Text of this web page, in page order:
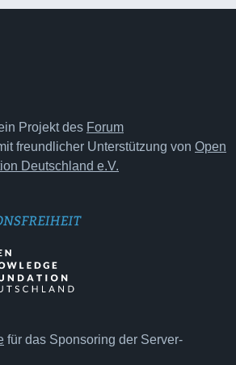
Projekt des Forum
freundlicher Unterstützung von Open
Deutschland e.V.
für das Sponsoring der Server-